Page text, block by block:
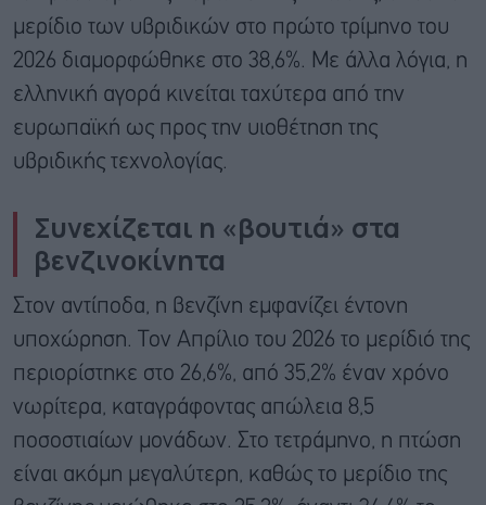
μερίδιο των υβριδικών στο πρώτο τρίμηνο του
2026 διαμορφώθηκε στο 38,6%. Με άλλα λόγια, η
ελληνική αγορά κινείται ταχύτερα από την
ευρωπαϊκή ως προς την υιοθέτηση της
υβριδικής τεχνολογίας.
Συνεχίζεται η «βουτιά» στα
βενζινοκίνητα
Στον αντίποδα, η βενζίνη εμφανίζει έντονη
υποχώρηση. Τον Απρίλιο του 2026 το μερίδιό της
περιορίστηκε στο 26,6%, από 35,2% έναν χρόνο
νωρίτερα, καταγράφοντας απώλεια 8,5
ποσοστιαίων μονάδων. Στο τετράμηνο, η πτώση
είναι ακόμη μεγαλύτερη, καθώς το μερίδιο της